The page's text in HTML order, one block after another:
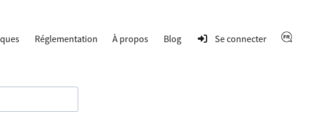
Réglementation À propos Blog Se connecter